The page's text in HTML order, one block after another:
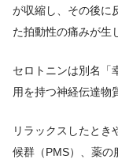
が収縮し、その後に
た拍動性の痛みが生
セロトニンは別名「
用を持つ神経伝達物
リラックスしたとき
候群（PMS）、薬の